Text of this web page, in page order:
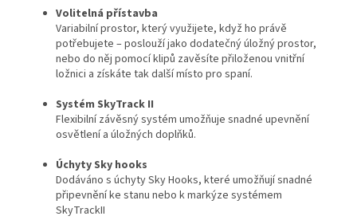
Volitelná přístavba
Variabilní prostor, který využijete, když ho právě
potřebujete – poslouží jako dodatečný úložný prostor,
nebo do něj pomocí klipů zavěsíte přiloženou vnitřní
ložnici a získáte tak další místo pro spaní.
Systém SkyTrack II
Flexibilní závěsný systém umožňuje snadné upevnění
osvětlení a úložných doplňků.
Úchyty Sky hooks
Dodáváno s úchyty Sky Hooks, které umožňují snadné
připevnění ke stanu nebo k markýze systémem
SkyTrackII